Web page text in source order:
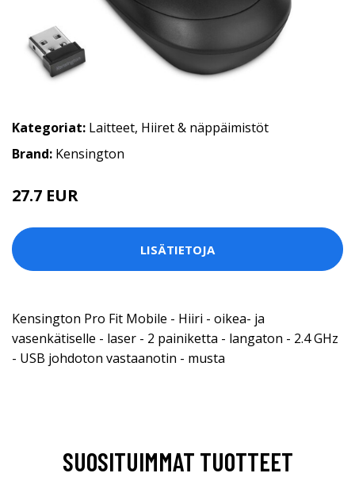
Kategoriat: Laitteet, Hiiret & näppäimistöt
Brand: Kensington
27.7 EUR
LISÄTIETOJA
Kensington Pro Fit Mobile - Hiiri - oikea- ja
vasenkätiselle - laser - 2 painiketta - langaton - 2.4 GHz
- USB johdoton vastaanotin - musta
SUOSITUIMMAT TUOTTEET